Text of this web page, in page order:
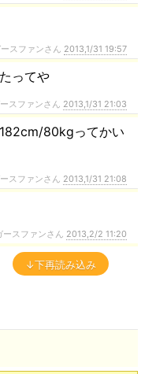
スファンさん 2013,1/31 19:57
ってや
スファンさん 2013,1/31 21:03
80kgってかい
スファンさん 2013,1/31 21:08
スファンさん 2013,2/2 11:20
↓下再読み込み